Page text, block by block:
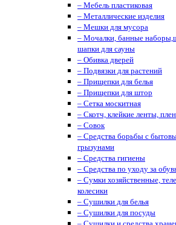
– Мебель пластиковая
– Металлические изделия
– Мешки для мусора
– Мочалки, банные
шапки для сауны
– Обивка дверей
– Подвязки для растений
– Прищепки для белья
– Прищепки для штор
– Сетка москитная
– Скотч, клейкие ленты,
– Совок
– Средства борьбы с
грызунами
– Средства гигиены
– Средства по уходу за
– Сумки хозяйственные,
колесики
– Сушилки для белья
– Сушилки для посуды